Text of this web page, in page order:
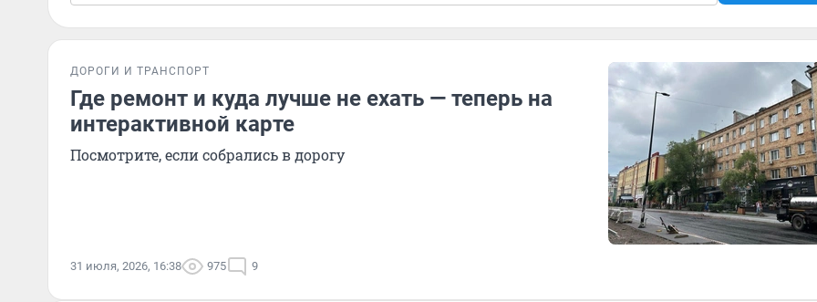
ДОРОГИ И ТРАНСПОРТ
Где ремонт и куда лучше не ехать — теперь на
интерактивной карте
Посмотрите, если собрались в дорогу
31 июля, 2026, 16:38 975 9